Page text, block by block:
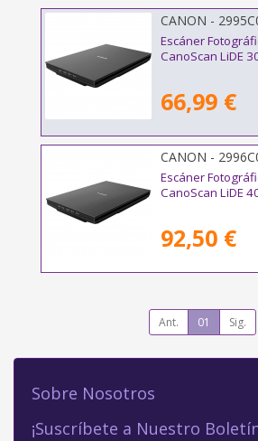
CANON -
Escáner
CanoScan LiDE
66,99 €
CANON -
Escáner
CanoScan LiDE
92,50 €
Ant. 01 Sig.
Sobre Nosotros
¡Suscríbete a Nuestro